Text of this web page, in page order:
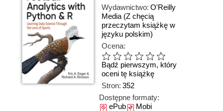
Wydawnictwo: O'Reilly
Media (Z chęcią
przeczytam książkę w
języku polskim)
Ocena:
Bądź pierwszym, który
oceni tę książkę
Stron: 352
Dostępne formaty:
ePubMobi